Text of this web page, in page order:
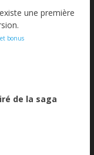
une première
bonus
de la saga